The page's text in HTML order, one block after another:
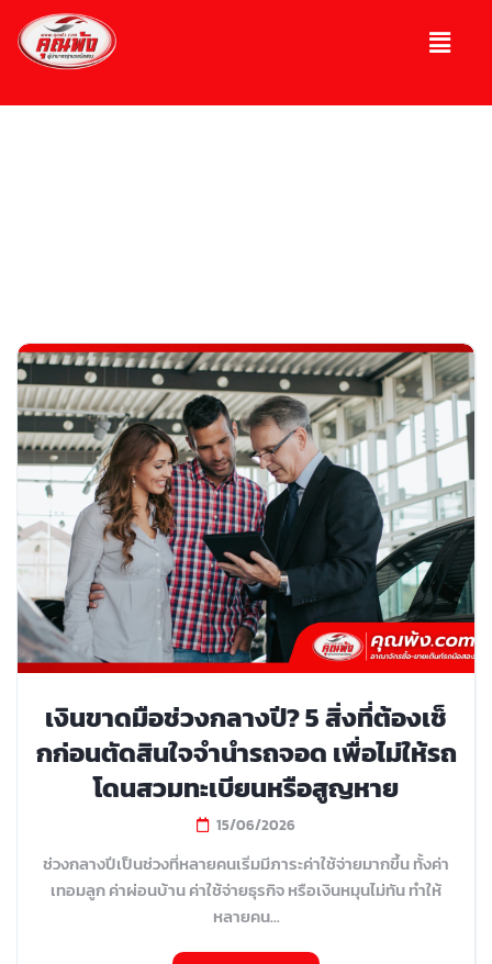
เงินขาดมือช่วงกลางปี? 5 สิ่งที่ต้องเช็
กก่อนตัดสินใจจำนำรถจอด เพื่อไม่ให้รถ
โดนสวมทะเบียนหรือสูญหาย
15/06/2026
ช่วงกลางปีเป็นช่วงที่หลายคนเริ่มมีภาระค่าใช้จ่ายมากขึ้น ทั้งค่า
เทอมลูก ค่าผ่อนบ้าน ค่าใช้จ่ายธุรกิจ หรือเงินหมุนไม่ทัน ทำให้
หลายคน...